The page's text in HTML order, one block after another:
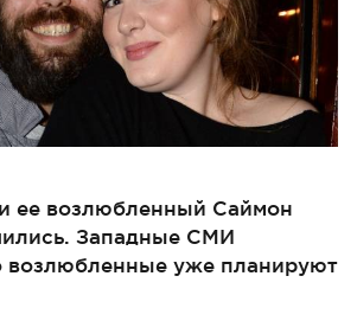
ее возлюбленный Саймон
Западные СМИ
возлюбленные уже планируют